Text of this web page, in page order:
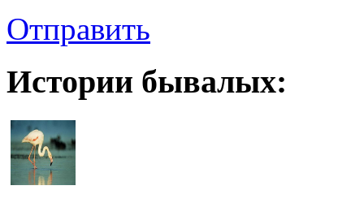
Отправить
Истории бывалых: